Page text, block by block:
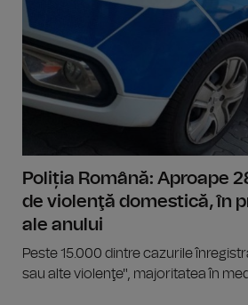
Poliția Română: Aproape
de violenţă domestică, în
ale anului
Peste 15.000 dintre cazurile
sau alte violenţe", majoritatea în